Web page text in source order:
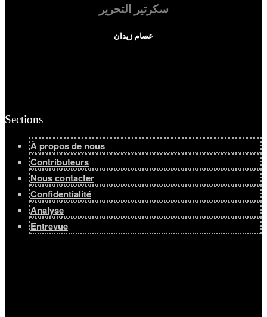
سكرتير التحرير
عصام زيدان
Sections
À propos de nous
Contributeurs
Nous contacter
Confidentialité
Analyse
Entrevue